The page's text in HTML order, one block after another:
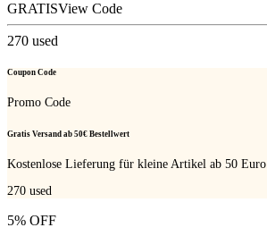
GRATISView Code
270 used
Coupon Code
Promo Code
Gratis Versand ab 50€ Bestellwert
Kostenlose Lieferung für kleine Artikel ab 50 Euro.
270 used
5% OFF